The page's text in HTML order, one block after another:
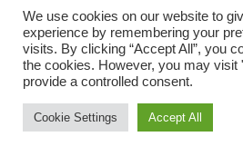
© 2020 Brokenchalk. All rights reserved.
Registered Stichting, KVK-nummer:
We use cookies on our website to
experience by remembering your
visits. By clicking “Accept All”, you
the cookies. However, you may visit
provide a controlled consent.
Cookie Settings Accept All